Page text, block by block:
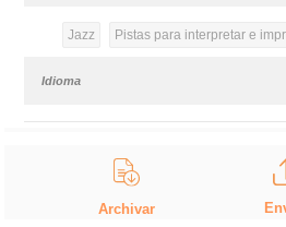
Jazz Pistas para interpretar e
Idioma
Archivar